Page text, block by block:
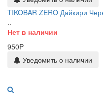
TIKOBAR ZERO Дайкири
..
Нет в наличии
950P
Уведомить о наличии